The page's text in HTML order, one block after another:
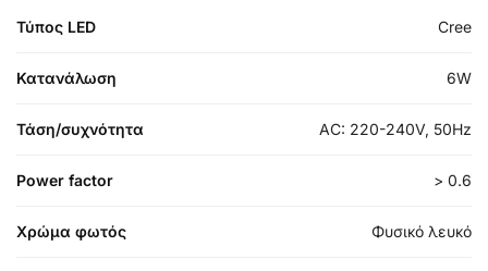
Τύπος LED Cree
Κατανάλωση 6W
Τάση/συχνότητα AC: 220-240V, 50Hz
Power factor > 0.6
Χρώμα φωτός Φυσικό λευκό